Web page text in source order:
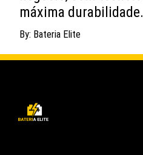
máxima durabilidade.
By: Bateria Elite